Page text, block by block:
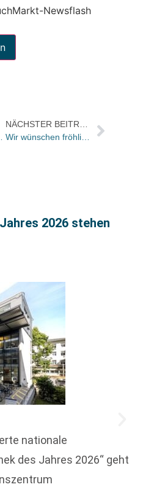
Newsflash
2026 stehen
nationale
des Jahres 2026“ geht